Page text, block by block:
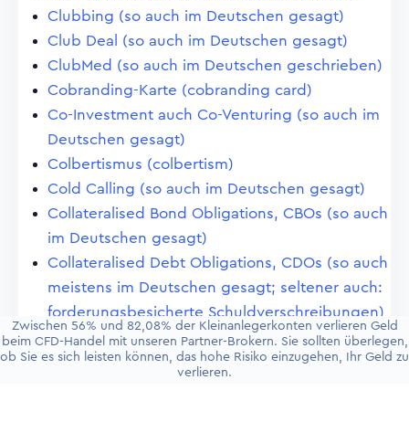
Clubbing (so auch im Deutschen gesagt)
Club Deal (so auch im Deutschen gesagt)
ClubMed (so auch im Deutschen geschrieben)
Cobranding-Karte (cobranding card)
Co-Investment auch Co-Venturing (so auch im
Deutschen gesagt)
Colbertismus (colbertism)
Cold Calling (so auch im Deutschen gesagt)
Collateralised Bond Obligations, CBOs (so auch
im Deutschen gesagt)
Collateralised Debt Obligations, CDOs (so auch
meistens im Deutschen gesagt; seltener auch:
forderungsbesicherte Schuldverschreibungen)
Collateralised Debt Obligations, synthetische
(so auch im Deutschen gesagt)
Zwischen 56% und 82,08% der Kleinanlegerkonten verlieren Geld
beim CFD-Handel mit unseren Partner-Brokern. Sie sollten überlegen,
ob Sie es sich leisten können, das hohe Risiko einzugehen, Ihr Geld zu
verlieren.